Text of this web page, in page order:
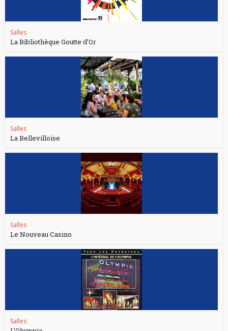
Salles
La Bibliothèque Goutte d’Or
Salles
La Bellevilloise
Salles
Le Nouveau Casino
Salles